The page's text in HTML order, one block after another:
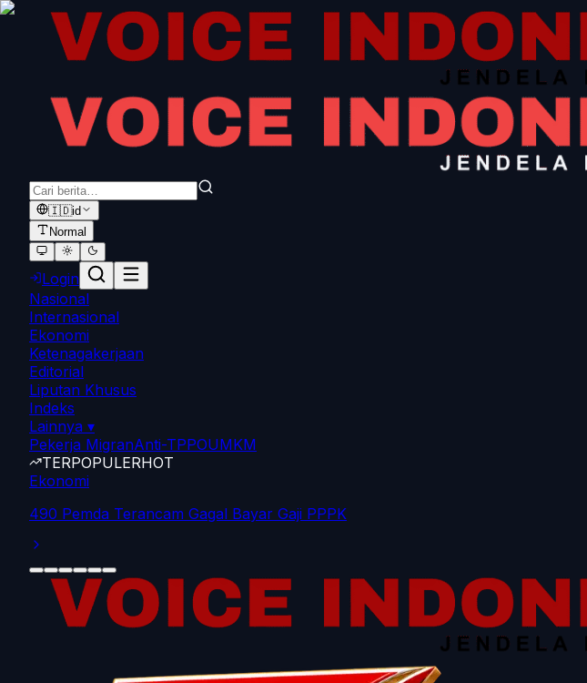
🇮🇩id
Normal
Login
Nasional
Internasional
Ekonomi
Ketenagakerjaan
Editorial
Liputan Khusus
Indeks
Lainnya ▾
Pekerja MigranAnti-TPPOUMKM
TERPOPULERHOT
Ekonomi
490 Pemda Terancam Gagal Bayar Gaji PPPK